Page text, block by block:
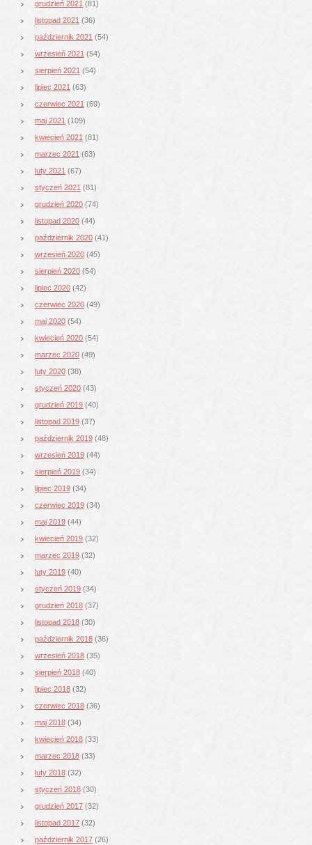
grudzień 2021 (81)
listopad 2021 (36)
październik 2021 (54)
wrzesień 2021 (54)
sierpień 2021 (54)
lipiec 2021 (63)
czerwiec 2021 (69)
maj 2021 (109)
kwiecień 2021 (81)
marzec 2021 (63)
luty 2021 (67)
styczeń 2021 (81)
grudzień 2020 (74)
listopad 2020 (44)
październik 2020 (41)
wrzesień 2020 (45)
sierpień 2020 (54)
lipiec 2020 (42)
czerwiec 2020 (49)
maj 2020 (54)
kwiecień 2020 (54)
marzec 2020 (49)
luty 2020 (38)
styczeń 2020 (43)
grudzień 2019 (40)
listopad 2019 (37)
październik 2019 (48)
wrzesień 2019 (44)
sierpień 2019 (34)
lipiec 2019 (34)
czerwiec 2019 (34)
maj 2019 (44)
kwiecień 2019 (32)
marzec 2019 (32)
luty 2019 (40)
styczeń 2019 (34)
grudzień 2018 (37)
listopad 2018 (30)
październik 2018 (36)
wrzesień 2018 (35)
sierpień 2018 (40)
lipiec 2018 (32)
czerwiec 2018 (36)
maj 2018 (34)
kwiecień 2018 (33)
marzec 2018 (33)
luty 2018 (32)
styczeń 2018 (30)
grudzień 2017 (32)
listopad 2017 (32)
październik 2017 (26)